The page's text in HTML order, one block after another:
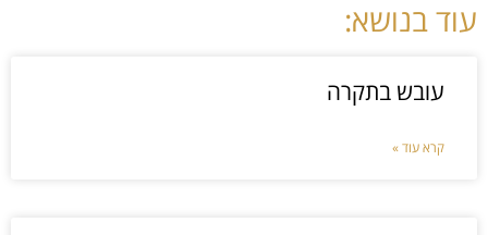
עוד בנושא:
עובש בתקרה
קרא עוד »